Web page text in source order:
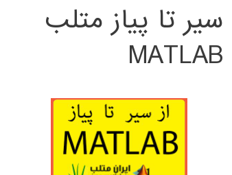
سیر تا پیاز متلب
MATLAB